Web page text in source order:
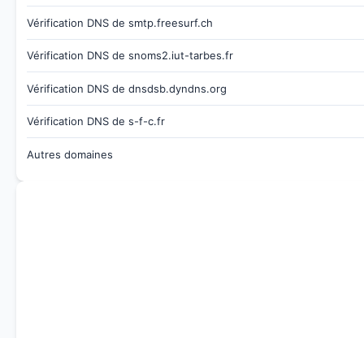
Vérification DNS de smtp.freesurf.ch
Vérification DNS de snoms2.iut-tarbes.fr
Vérification DNS de dnsdsb.dyndns.org
Vérification DNS de s-f-c.fr
Autres domaines